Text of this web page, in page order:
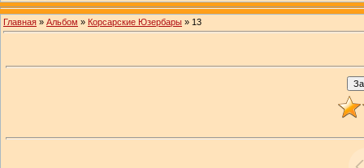
Главная » Альбом » Корсарские Юзербары » 13